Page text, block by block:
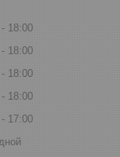
18:00
18:00
18:00
18:00
17:00